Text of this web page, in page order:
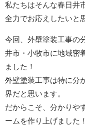
私たちはそんな春日井
全力でお応えしたいと
今回、外壁塗装工事の
井市・小牧市に地域密
ました！
外壁塗装工事は特に分
界だと思います。
だからこそ、分かりや
ームを作り上げました！